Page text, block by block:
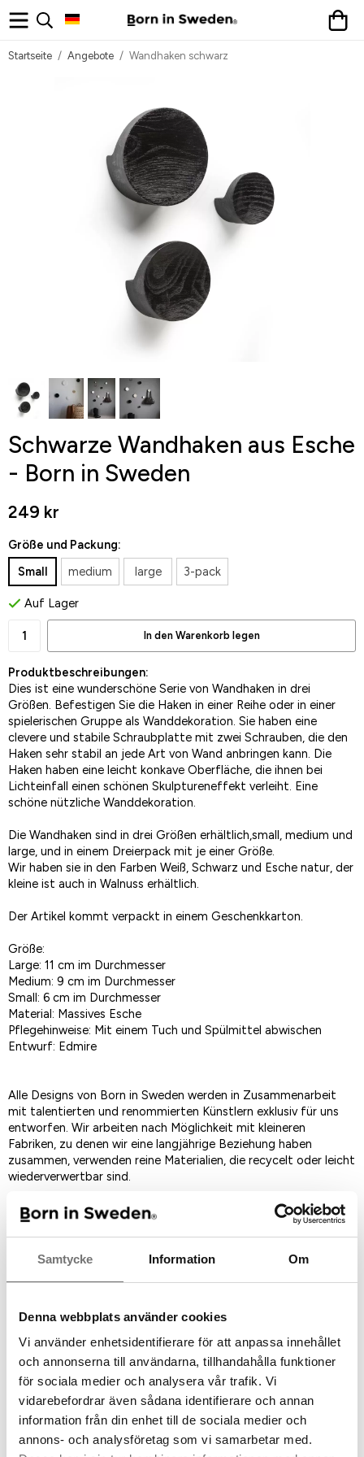
Samtycke Information Om
Denna webbplats använder cookies
Vi använder enhetsidentifierare för att anpassa innehållet
och annonserna till användarna, tillhandahålla funktioner
för sociala medier och analysera vår trafik. Vi
vidarebefordrar även sådana identifierare och annan
information från din enhet till de sociala medier och
annons- och analysföretag som vi samarbetar med.
Startseite / Angebote / Wandhaken schwarz
Schwarze Wandhaken aus Esche
- Born in Sweden
249 kr
Größe und Packung:
Small
medium large 3-pack
Auf Lager
In den Warenkorb legen
Produktbeschreibungen:
Dies ist eine wunderschöne Serie von Wandhaken in drei
Größen. Befestigen Sie die Haken in einer Reihe oder in einer
spielerischen Gruppe als Wanddekoration. Sie haben eine
clevere und stabile Schraubplatte mit zwei Schrauben, die den
Haken sehr stabil an jede Art von Wand anbringen kann. Die
Haken haben eine leicht konkave Oberfläche, die ihnen bei
Lichteinfall einen schönen Skulptureneffekt verleiht. Eine
schöne nützliche Wanddekoration.
Die Wandhaken sind in drei Größen erhältlich,small, medium und
large, und in einem Dreierpack mit je einer Größe.
Wir haben sie in den Farben Weiß, Schwarz und Esche natur, der
kleine ist auch in Walnuss erhältlich.
Der Artikel kommt verpackt in einem Geschenkkarton.
Größe:
Large: 11 cm im Durchmesser
Medium: 9 cm im Durchmesser
Small: 6 cm im Durchmesser
Material: Massives Esche
Pflegehinweise: Mit einem Tuch und Spülmittel abwischen
Entwurf: Edmire
Alle Designs von Born in Sweden werden in Zusammenarbeit
mit talentierten und renommierten Künstlern exklusiv für uns
entworfen. Wir arbeiten nach Möglichkeit mit kleineren
Fabriken, zu denen wir eine langjährige Beziehung haben
zusammen, verwenden reine Materialien, die recycelt oder leicht
wiederverwertbar sind.
Empfohlenes Zubehör für dieses
Produkt